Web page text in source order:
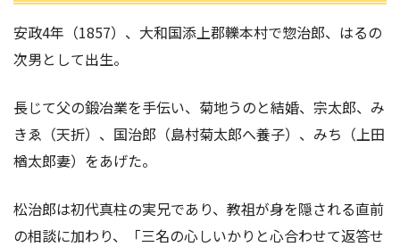
安政4年（1857）、大和国添上郡轢本村で惣治郎、はるの
次男として出生。
長じて父の鍛冶業を手伝い、菊地うのと結婚、宗太郎、み
きゑ（天折）、国治郎（島村菊太郎へ養子）、みち（上田
楢太郎妻）をあげた。
松治郎は初代真柱の実兄であり、教祖が身を隠される直前
の相談に加わり、「三名の心しいかりと心合わせて返答せ